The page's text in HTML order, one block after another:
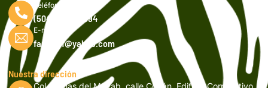
Teléfono
(504) 2262-9994
E-mail
fapvsicf@yahoo.com
Nuestra dirección
Col. Lomas del Mayab, calle Copán, Edificio Corporativo